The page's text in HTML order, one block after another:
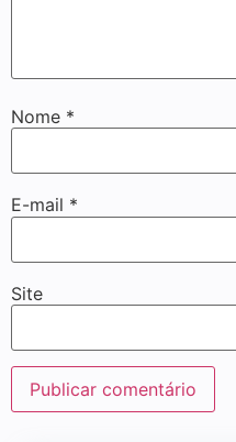
Nome *
E-mail *
Site